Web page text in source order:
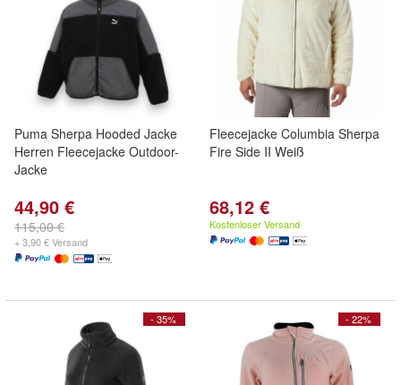
Puma Sherpa Hooded Jacke
Herren Fleecejacke Outdoor-
Jacke
44,90 €
115,00 €
+ 3,90 € Versand
Fleecejacke Columbia Sherpa
Fire Side II Weiß
68,12 €
Kostenloser Versand
- 35% - 22%